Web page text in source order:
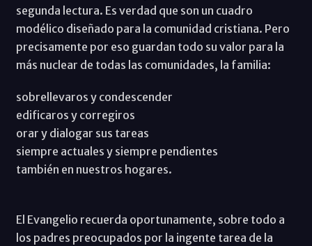
segunda lectura. Es verdad que son un cuadro
modélico diseñado para la comunidad cristiana. Pero
precisamente por eso guardan todo su valor para la
más nuclear de todas las comunidades, la familia:
sobrellevaros y condescender
edificaros y corregiros
orar y dialogar sus tareas
siempre actuales y siempre pendientes
también en nuestros hogares.
El Evangelio recuerda oportunamente, sobre todo a
los padres preocupados por la ingente tarea de la